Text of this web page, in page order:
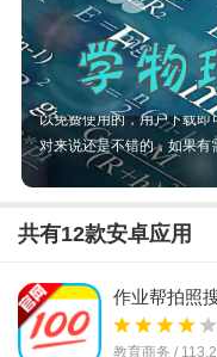
后学习辅导，专业老师线
在线学习，同时还有很多
针对性的测试为你查漏补
成绩进步看的见。学物理
以免费使用的，用户下载
对来说还是不错的，如果有
共有12款安卓应用
作业帮拍照
教育商务 /